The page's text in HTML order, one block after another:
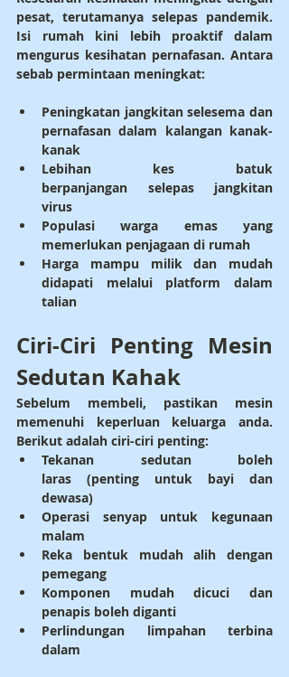
pesat, terutamanya selepas pandemik.
Isi rumah kini lebih proaktif dalam
mengurus kesihatan pernafasan. Antara
sebab permintaan meningkat:
Peningkatan jangkitan selesema dan
pernafasan dalam kalangan kanak-
kanak
Lebihan kes batuk
berpanjangan selepas jangkitan
virus
Populasi warga emas yang
memerlukan penjagaan di rumah
Harga mampu milik dan mudah
didapati melalui platform dalam
talian
Ciri-Ciri Penting Mesin
Sedutan Kahak
Sebelum membeli, pastikan mesin
memenuhi keperluan keluarga anda.
Berikut adalah ciri-ciri penting:
Tekanan sedutan boleh
laras (penting untuk bayi dan
dewasa)
Operasi senyap untuk kegunaan
malam
Reka bentuk mudah alih dengan
pemegang
Komponen mudah dicuci dan
penapis boleh diganti
Perlindungan limpahan terbina
dalam